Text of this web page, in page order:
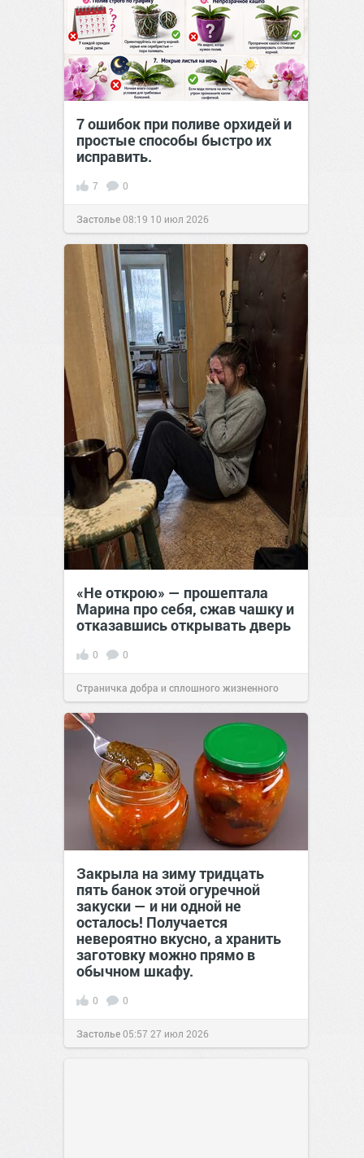
7 ошибок при поливе орхидей и
простые способы быстро их
исправить.
7 0
Застолье08:19 10 июл 2026
«Не открою» — прошептала
Марина про себя, сжав чашку и
отказавшись открывать дверь
0 0
Страничка добра и сплошного жизненного
позитива!22:3825 июл 2026
Закрыла на зиму тридцать
пять банок этой огуречной
закуски — и ни одной не
осталось! Получается
невероятно вкусно, а хранить
заготовку можно прямо в
обычном шкафу.
0 0
Застолье05:57 27 июл 2026